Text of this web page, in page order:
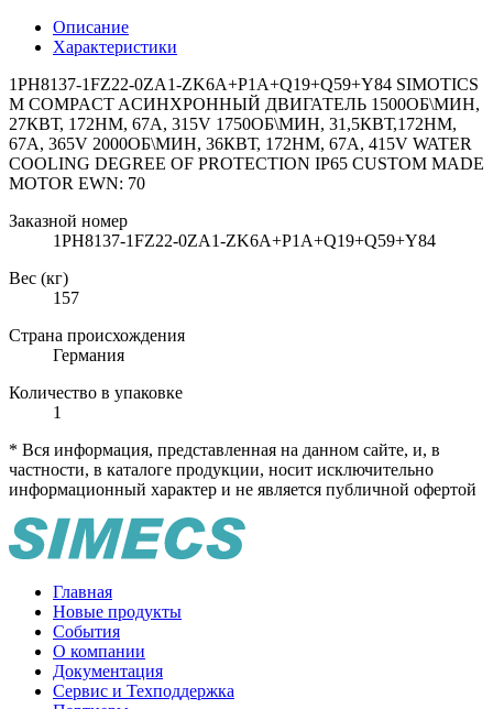
Описание
Характеристики
1PH8137-1FZ22-0ZA1-ZK6A+P1A+Q19+Q59+Y84 SIMOTICS
M COMPACT AСИНХРОННЫЙ ДВИГАТЕЛЬ 1500ОБ\МИН,
27КВТ, 172НМ, 67A, 315V 1750ОБ\МИН, 31,5КВТ,172НМ,
67A, 365V 2000ОБ\МИН, 36КВТ, 172НМ, 67A, 415V WATER
COOLING DEGREE OF PROTECTION IP65 CUSTOM MADE
MOTOR EWN: 70
Заказной номер
1PH8137-1FZ22-0ZA1-ZK6A+P1A+Q19+Q59+Y84
Вес (кг)
157
Страна происхождения
Германия
Количество в упаковке
1
* Вся информация, представленная на данном сайте, и, в
частности, в каталоге продукции, носит исключительно
информационный характер и не является публичной офертой
Главная
Новые продукты
События
О компании
Документация
Сервис и Техподдержка